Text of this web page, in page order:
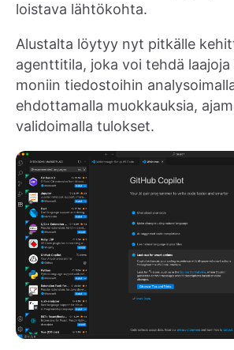
loistava lähtökohta.
Alustalta löytyy nyt pitkälle
agenttitila, joka voi tehdä laajoja
moniin tiedostoihin
ehdottamalla muokkauksia,
validoimalla tulokset.